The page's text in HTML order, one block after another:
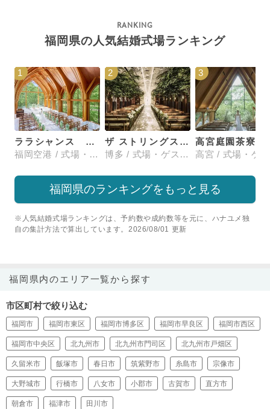
福岡県の人気結婚式場ランキング
1
ララシャンス 博多の森
福岡空港 / 式場・ゲストハウス
2
ザ ストリングス 博多
博多 / 式場・ゲストハウス
3
高宮庭園茶寮
福岡県のランキングをもっと見る
※人気結婚式場ランキングは、予約数や成約数等を元に、ハナユメ独
自の集計方法で算出しています。2026/08/01 更新
福岡県内のエリア一覧から探す
市区町村で絞り込む
福岡市 福岡市東区 福岡市博多区 福岡市早良区 福岡市西区
福岡市中央区 北九州市 北九州市門司区 北九州市戸畑区
久留米市 飯塚市 春日市 筑紫野市 糸島市 宗像市
大野城市 行橋市 八女市 小郡市 古賀市 直方市
朝倉市 福津市 田川市